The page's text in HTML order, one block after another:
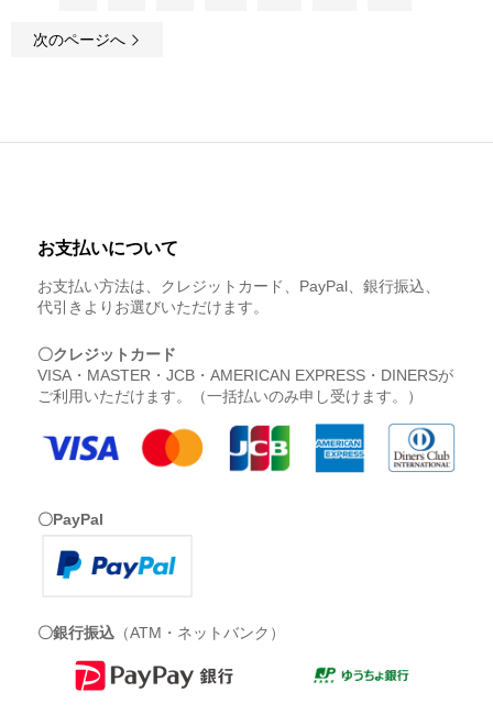
次のページへ
お支払いについて
お支払い方法は、クレジットカード、PayPal、銀行振込、
代引きよりお選びいただけます。
〇クレジットカード
VISA・MASTER・JCB・AMERICAN EXPRESS・DINERSが
ご利用いただけます。（一括払いのみ申し受けます。）
〇PayPal
〇銀行振込 （ATM・ネットバンク）